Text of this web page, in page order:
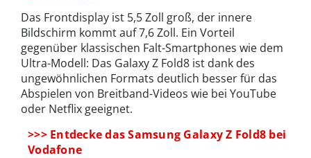
Das Frontdisplay ist 5,5 Zoll groß, der innere
Bildschirm kommt auf 7,6 Zoll. Ein Vorteil
gegenüber klassischen Falt-Smartphones wie dem
Ultra-Modell: Das Galaxy Z Fold8 ist dank des
ungewöhnlichen Formats deutlich besser für das
Abspielen von Breitband-Videos wie bei YouTube
oder Netflix geeignet.
>>> Entdecke das Samsung Galaxy Z Fold8 bei
Vodafone